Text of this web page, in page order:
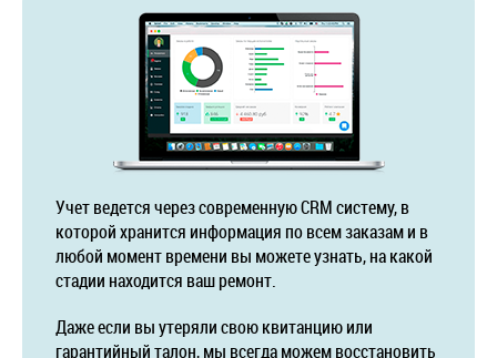
Учет ведется через современную CRM систему, в
которой хранится информация по всем заказам и в
любой момент времени вы можете узнать, на какой
стадии находится ваш ремонт.
Даже если вы утеряли свою квитанцию или
гарантийный талон, мы всегда можем восстановить